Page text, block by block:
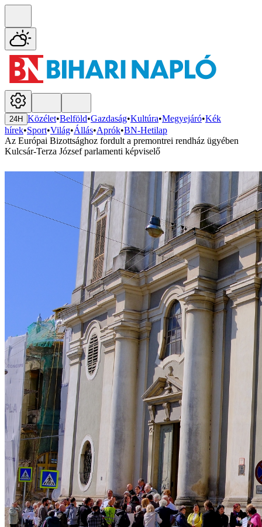
24H Közélet•Belföld•Gazdaság•Kultúra•Megyejáró•Kék
hírek•Sport•Világ•Állás•Aprók•BN-Hetilap
Az Európai Bizottsághoz fordult a premontrei rendház ügyében
Kulcsár-Terza József parlamenti képviselő